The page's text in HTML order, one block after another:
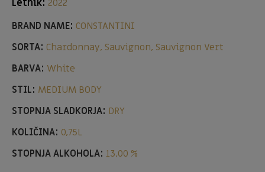
Letnik: 2022
BRAND NAME: CONSTANTINI
SORTA: Chardonnay, Sauvignon, Sauvignon Vert
BARVA: White
STIL: MEDIUM BODY
STOPNJA SLADKORJA: DRY
KOLIČINA: 0,75L
STOPNJA ALKOHOLA: 13,00 %